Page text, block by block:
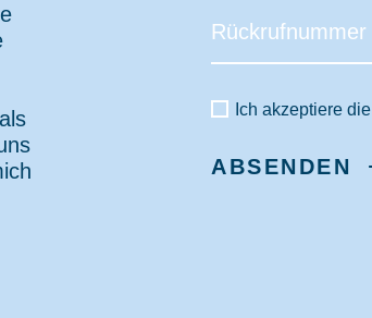
Ich akzeptiere die
ABSENDEN